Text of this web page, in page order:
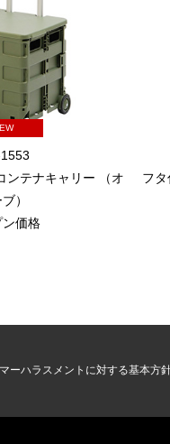
ンテナキャリー （オ
）
ン価格
フ
ーハラスメントに対する基本方